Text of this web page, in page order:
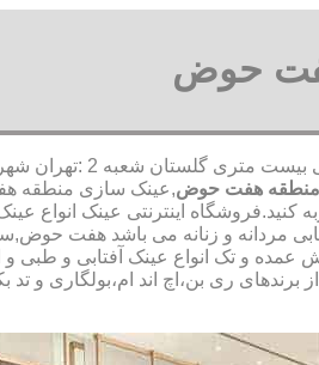
حوض
,آدرس شعبه 1 :تهران شاهین
هفت حوض,عینک سازی منطقه
اینترنتی عینک انواع
مردانه و زنانه می باشد هفت
و تک انواع عینک آفتابی و طبی و
ری بن،اچ اند ام،بولگاری و